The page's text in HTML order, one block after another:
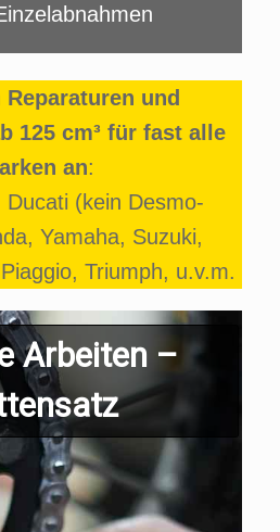
und
125 cm³ für fast alle
an:
Ducati (kein Desmo-
Yamaha, Suzuki,
Triumph, u.v.m.
Arbeiten –